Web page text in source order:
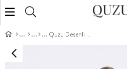
Quzu Desenli Peluş Ceket Ekru